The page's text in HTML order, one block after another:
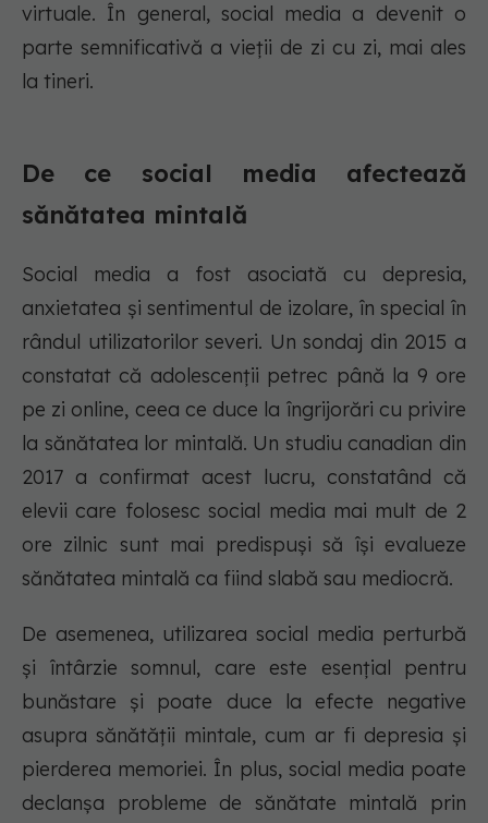
virtuale. În general, social media a devenit o
parte semnificativă a vieții de zi cu zi, mai ales
la tineri.
De ce social media afectează
sănătatea mintală
Social media a fost asociată cu depresia,
anxietatea și sentimentul de izolare, în special în
rândul utilizatorilor severi. Un sondaj din 2015 a
constatat că adolescenții petrec până la 9 ore
pe zi online, ceea ce duce la îngrijorări cu privire
la sănătatea lor mintală. Un studiu canadian din
2017 a confirmat acest lucru, constatând că
elevii care folosesc social media mai mult de 2
ore zilnic sunt mai predispuși să își evalueze
sănătatea mintală ca fiind slabă sau mediocră.
De asemenea, utilizarea social media perturbă
și întârzie somnul, care este esențial pentru
bunăstare și poate duce la efecte negative
asupra sănătății mintale, cum ar fi depresia și
pierderea memoriei. În plus, social media poate
declanșa probleme de sănătate mintală prin